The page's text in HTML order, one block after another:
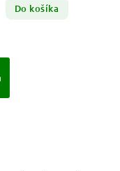
Do košíka